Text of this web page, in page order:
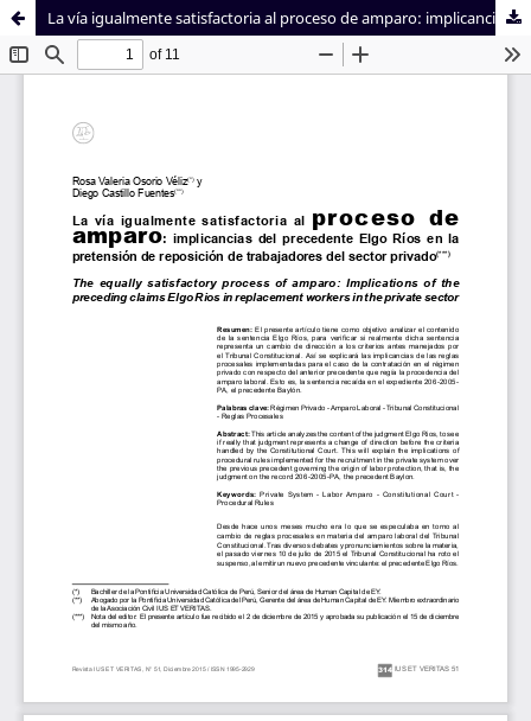
Sistema de
Bibliotecas
Facultad de
Derecho
La vía igualmente satisfactoria al proceso de amparo: implicancias del precedente Elgo Ríos en la pretensión de reposición de trabajadores del sector privado